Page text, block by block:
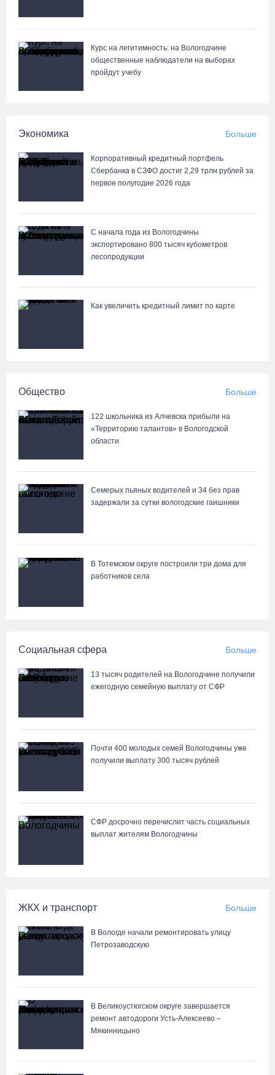
Завершен первый этап благоустройства прибрежной зоны
Шекснинского водохранилища
превысила 527 г
В Кириллове впервые пройдет фестиваль «Рэп на Руси» в
07.08.26 / 13:40
В Череповце госпитализировали пострадавшего в ДТП
мотоциклиста и его пассажира
07.08.26 / 13:36
Речные трамвайчики будут бесплатно катать вологжан и гостей
города 8 и 9 августа
07.08.26 / 12:49
07.08.26 / 12:32
Вытегорском округе
07.08.26 / 12:00
Из-за ремонта путей часть череповецких трамваев остановят
на три дня
07.08.26 / 11:22
07.08.26 / 11:19
медучреждениях
В Вологде иномарка сбила 12-летнего велосипедиста
07.08.26 / 10:36
07.08.26 / 10:24
Почти 60 тысяч вологжан научились защищать себя от
киберугроз
Курс на легитимность: на Вологодчине
общественные наблюдатели на выборах
пройдут учебу
Экономика Больше
Корпоративный кредитный портфель
Сбербанка в СЗФО достиг 2,29 трлн рублей за
первое полугодие 2026 года
С начала года из Вологодчины
экспортировано 800 тысяч кубометров
лесопродукции
Как увеличить кредитный лимит по карте
Общество Больше
122 школьника из Алчевска прибыли на
«Территорию талантов» в Вологодской
области
Семерых пьяных водителей и 34 без прав
задержали за сутки вологодские гаишники
В Тотемском округе построили три дома для
работников села
Социальная сфера Больше
13 тысяч родителей на Вологодчине получили
ежегодную семейную выплату от СФР
Почти 400 молодых семей Вологодчины уже
получили выплату 300 тысяч рублей
СФР досрочно перечислит часть социальных
выплат жителям Вологодчины
ЖКХ и транспорт Больше
В Вологде начали ремонтировать улицу
Петрозаводскую
В Великоустюгском округе завершается
ремонт автодороги Усть-Алексеево –
Мякинницыно